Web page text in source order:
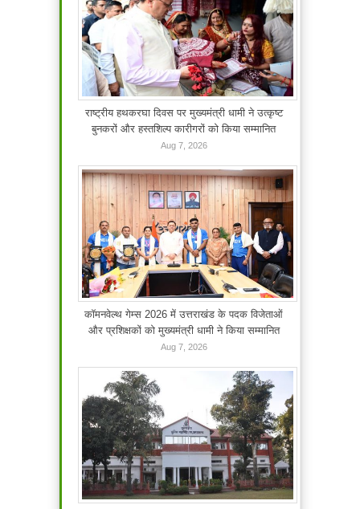
राष्ट्रीय हथकरघा दिवस पर मुख्यमंत्री धामी ने उत्कृष्ट
बुनकरों और हस्तशिल्प कारीगरों को किया सम्मानित
Aug 7, 2026
कॉमनवेल्थ गेम्स 2026 में उत्तराखंड के पदक विजेताओं
और प्रशिक्षकों को मुख्यमंत्री धामी ने किया सम्मानित
Aug 7, 2026